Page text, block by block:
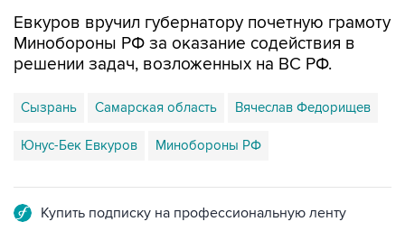
Евкуров вручил губернатору почетную грамоту
Минобороны РФ за оказание содействия в
решении задач, возложенных на ВС РФ.
Сызрань Самарская область Вячеслав Федорищев
Юнус-Бек Евкуров Минобороны РФ
Купить подписку на профессиональную ленту